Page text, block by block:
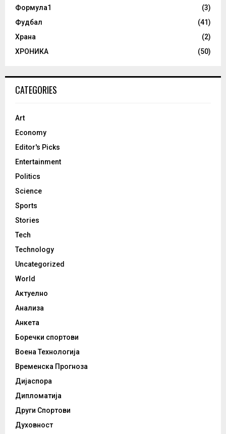
Формула1
(3)
Фудбал
(41)
Храна
(2)
ХРОНИКА
(50)
CATEGORIES
Art
Economy
Editor's Picks
Entertainment
Politics
Science
Sports
Stories
Tech
Technology
Uncategorized
World
Актуелно
Анализа
Анкета
Боречки спортови
Воена Технологија
Временска Прогноза
Дијаспора
Дипломатија
Други Спортови
Духовност